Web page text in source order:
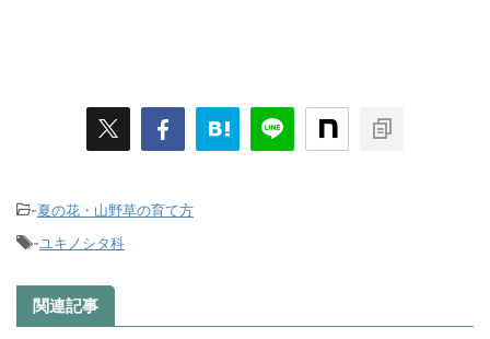
-夏の花・山野草の育て方
-ユキノシタ科
関連記事